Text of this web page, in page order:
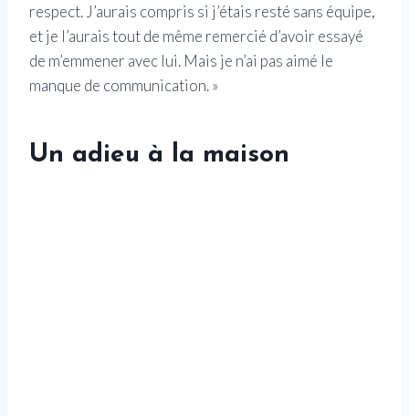
respect. J’aurais compris si j’étais resté sans équipe,
et je l’aurais tout de même remercié d’avoir essayé
de m’emmener avec lui. Mais je n’ai pas aimé le
manque de communication. »
Un adieu à la maison